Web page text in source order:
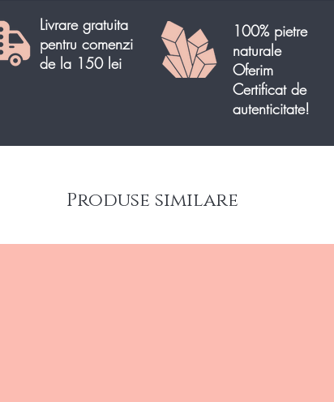
Livrare gratuita
pentru comenzi
de la 150 lei
100% pietre
naturale
Oferim
Certificat de
autenticitate!
Produse similare